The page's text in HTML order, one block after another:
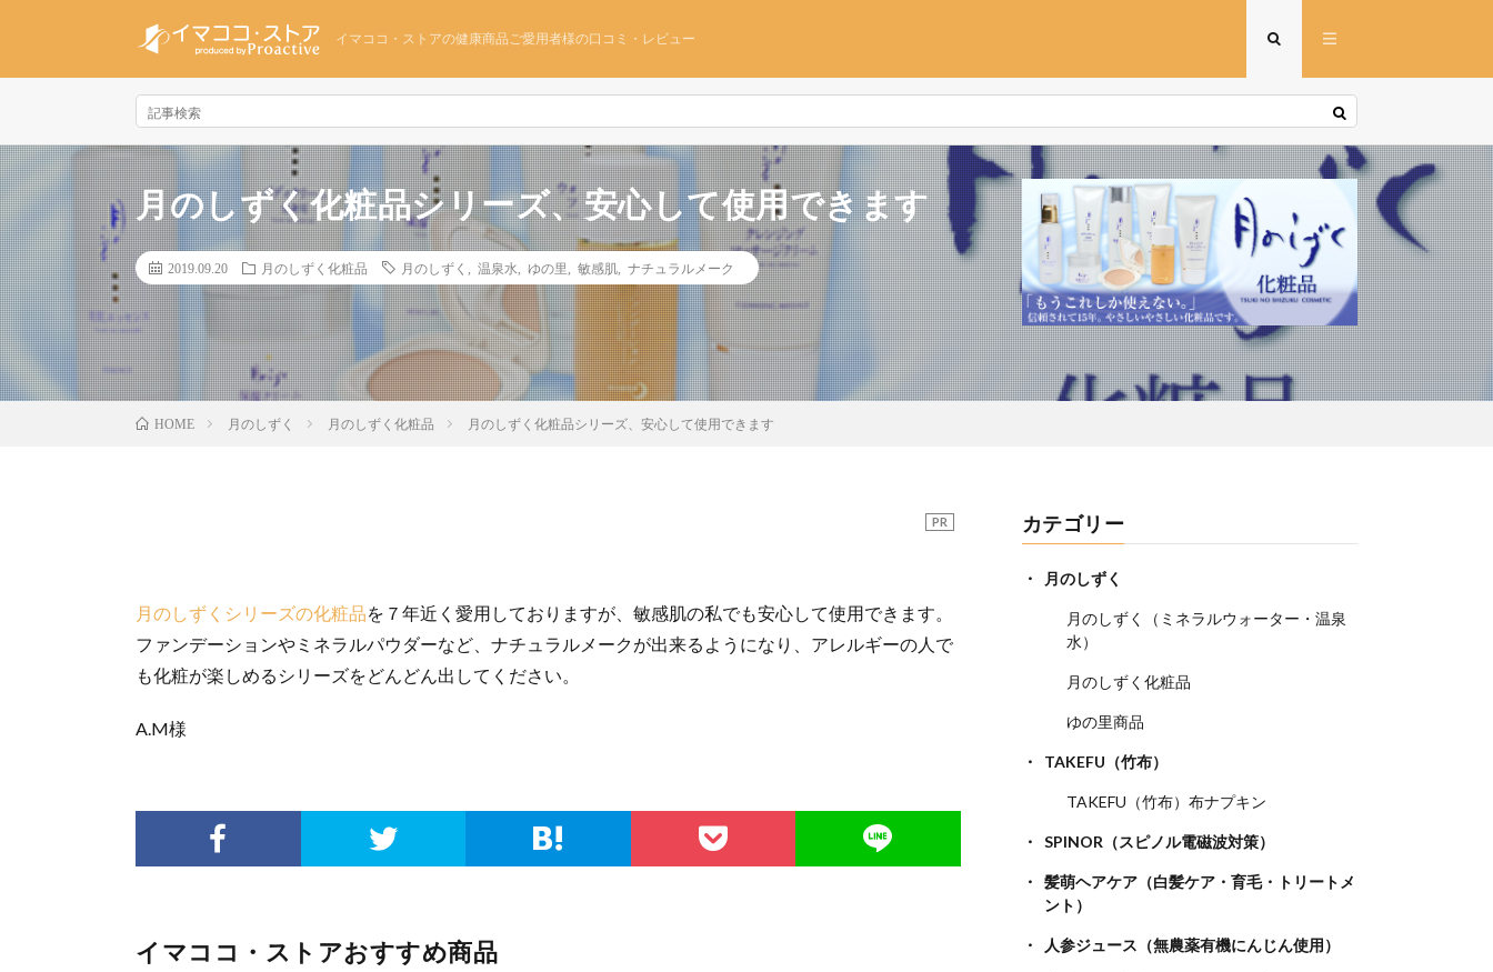
イマココ・ストアの健康商品ご愛用者様の口コミ・レビュー
月のしずく化粧品シリーズ、安心して使用できます
2019.09.20 月のしずく化粧品 月のしずく 温泉水 ゆの里 敏感肌 ナチュラルメーク
HOME 月のしずく 月のしずく化粧品 月のしずく化粧品シリーズ、安心して使用できます
PR
月のしずくシリーズの化粧品を７年近く愛用しておりますが、敏感肌の私でも安心して使用できます。
ファンデーションやミネラルパウダーなど、ナチュラルメークが出来るようになり、アレルギーの人で
も化粧が楽しめるシリーズをどんどん出してください。
A.M様
イマココ・ストアおすすめ商品
カテゴリー
月のしずく
月のしずく（ミネラルウォーター・温泉
水）
月のしずく化粧品
ゆの里商品
TAKEFU（竹布）
TAKEFU（竹布）布ナプキン
SPINOR（スピノル電磁波対策）
髪萌ヘアケア（白髪ケア・育毛・トリートメ
ント）
人参ジュース（無農薬有機にんじん使用）